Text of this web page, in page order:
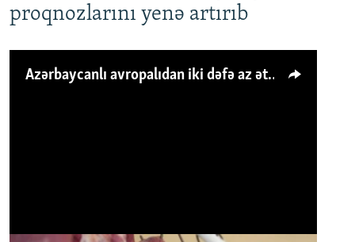
proqnozlarını yenə artırıb
Azərbaycanlı avropalıdan iki dəfə az ət yeyir, amma... 'Qiymət artımı qaçılmazdır'